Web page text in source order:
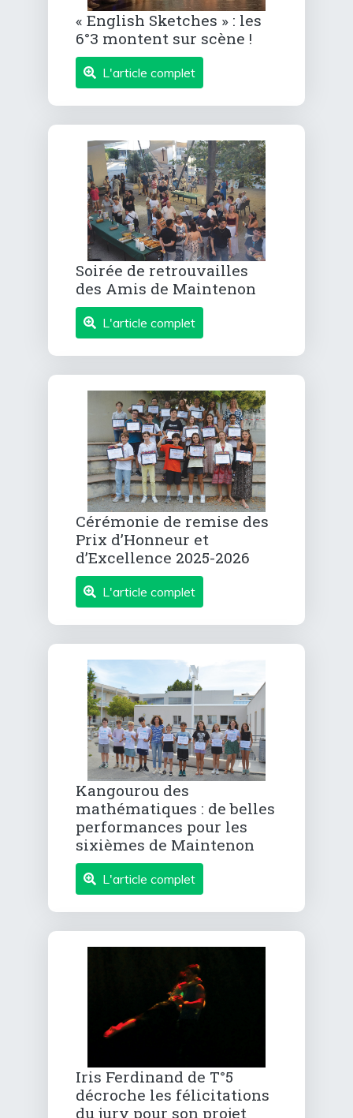
« English Sketches » : les
6°3 montent sur scène !
L'article complet
Soirée de retrouvailles
des Amis de Maintenon
L'article complet
Cérémonie de remise des
Prix d’Honneur et
d’Excellence 2025-2026
L'article complet
Kangourou des
mathématiques : de belles
performances pour les
sixièmes de Maintenon
L'article complet
Iris Ferdinand de T°5
décroche les félicitations
du jury pour son projet